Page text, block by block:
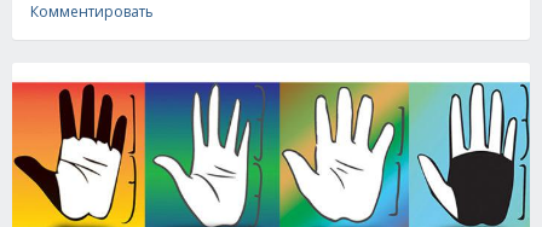
Комментировать